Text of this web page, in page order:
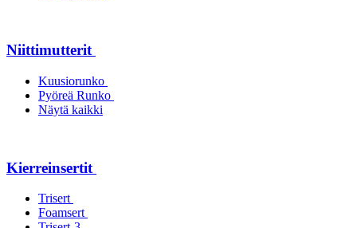
Niittimutterit
Kuusiorunko
Pyöreä Runko
Näytä kaikki
Kierreinsertit
Trisert
Foamsert